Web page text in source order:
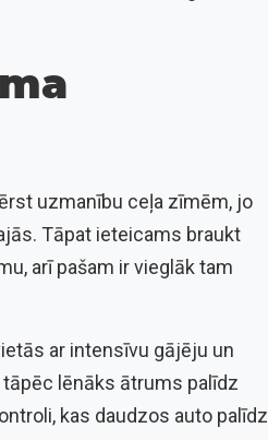
uzmanību ceļa zīmēm, jo
Tāpat ieteicams braukt
arī pašam ir vieglāk tam
ar intensīvu gājēju un
lēnāks ātrums palīdz
kas daudzos auto palīdz